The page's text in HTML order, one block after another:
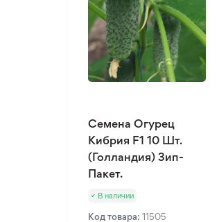
Семена Огурец
Кибрия F1 10 Шт.
(Голландия) Зип-
Пакет.
В наличии
Код товара: 11505